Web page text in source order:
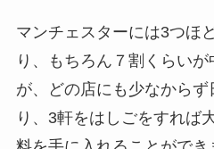
マンチェスターには3つほ
り、もちろん７割くらい
が、どの店にも少なから
り、3軒をはしごをすれば